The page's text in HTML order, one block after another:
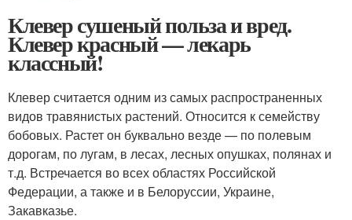
Клевер сушеный польза и вред.
Клевер красный — лекарь
классный!
Клевер считается одним из самых распространенных
видов травянистых растений. Относится к семейству
бобовых. Растет он буквально везде — по полевым
дорогам, по лугам, в лесах, лесных опушках, полянах и
т.д. Встречается во всех областях Российской
Федерации, а также и в Белоруссии, Украине,
Закавказье.